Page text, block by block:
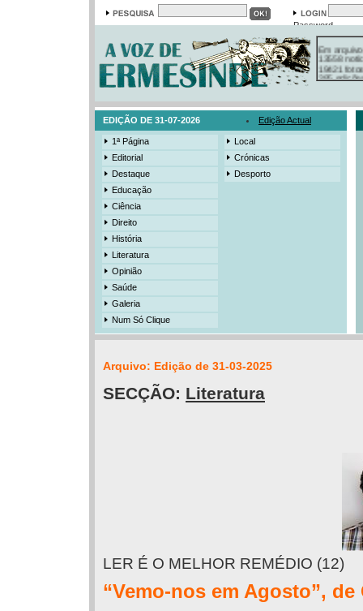
Password
13558
19421
385
3206
EDIÇÃO DE 31-07-2026 Edição Actual
1ª Página
Editorial
Destaque
Educação
Ciência
Direito
História
Literatura
Opinião
Saúde
Galeria
Num Só Clique
Local
Crónicas
Desporto
Arquivo: Edição de 31-03-2025
SECÇÃO: Literatura
LER É O MELHOR REMÉDIO (12)
“Vemo-nos em Agosto”,